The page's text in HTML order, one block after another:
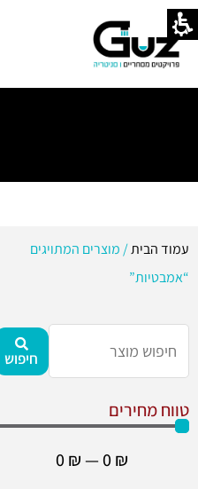
דילוג
לתוכן
עמוד הבית/ מוצרים המתויגים
“אמבטיות”
חיפוש
טווח מחירים
₪
0
—
₪
0